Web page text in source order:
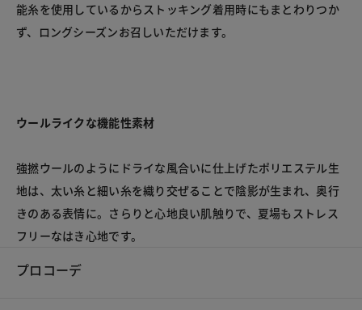
能糸を使用しているからストッキング着用時にもまとわりつか
ず、ロングシーズンお召しいただけます。
ウールライクな機能性素材
強撚ウールのようにドライな風合いに仕上げたポリエステル生
地は、太い糸と細い糸を織り交ぜることで陰影が生まれ、奥行
きのある表情に。さらりと心地良い肌触りで、夏場もストレス
フリーなはき心地です。
プロコーデ